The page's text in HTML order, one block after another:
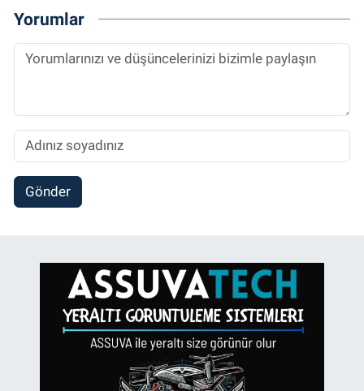
Yorumlar
Gönder